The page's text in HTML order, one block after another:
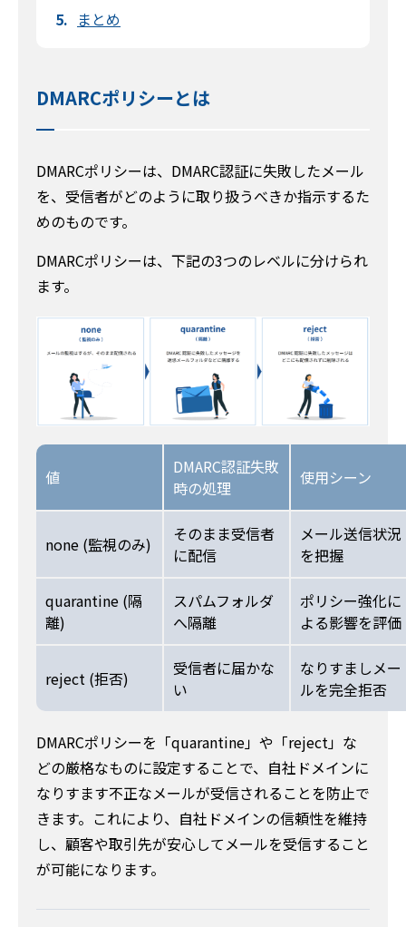
まとめ
DMARCポリシーとは
DMARCポリシーは、DMARC認証に失敗したメール
を、受信者がどのように取り扱うべきか指示するた
めのものです。
DMARCポリシーは、下記の3つのレベルに分けられ
ます。
値
DMARC認証失敗
時の処理
使用シーン
none (監視のみ)
そのまま受信者
に配信
メール送信状況
を把握
quarantine (隔
離)
スパムフォルダ
へ隔離
ポリシー強化に
よる影響を評価
reject (拒否)
受信者に届かな
い
なりすましメー
ルを完全拒否
DMARCポリシーを「quarantine」や「reject」な
どの厳格なものに設定することで、自社ドメインに
なりすます不正なメールが受信されることを防止で
きます。これにより、自社ドメインの信頼性を維持
し、顧客や取引先が安心してメールを受信すること
が可能になります。